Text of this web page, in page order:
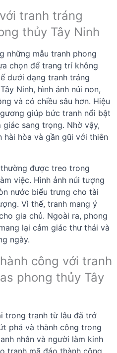
tranh tráng
thủy Tây Ninh
những mẫu tranh phong
chọn để trang trí không
dưới dạng tranh tráng
Ninh, hình ảnh núi non,
và có chiều sâu hơn. Hiệu
giúp bức tranh nổi bật
sang trọng. Nhờ vậy,
hòa và gần gũi với thiên
được treo trong
việc. Hình ảnh núi tượng
nước biểu trưng cho tài
Vì thế, tranh mang ý
gia chủ. Ngoài ra, phong
lại cảm giác thư thái và
ngày.
công với tranh
phong thủy Tây
trong tranh từ lâu đã trở
phá và thành công trong
nhân và người làm kinh
tranh mã đáo thành công